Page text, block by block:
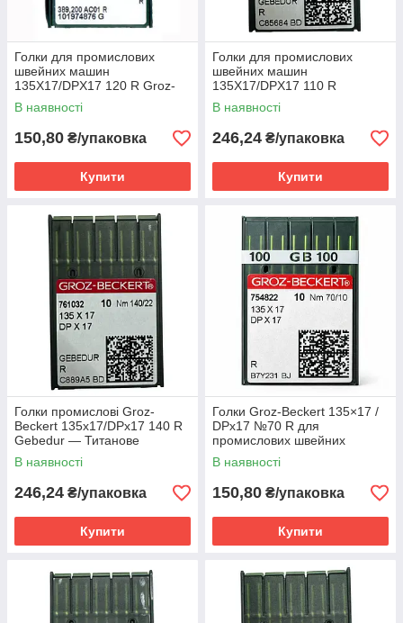
Голки для промислових
швейних машин
135X17/DPX17 120 R Groz-
Beckert
В наявності
150,80 ₴/упаковка
Купити
Голки для промислових
швейних машин
135X17/DPX17 110 R
Gebedur Groz-Beckert
В наявності
246,24 ₴/упаковка
Купити
Голки промислові Groz-
Beckert 135x17/DPx17 140 R
Gebedur — Титанове
покриття, для важких
матеріалів
В наявності
246,24 ₴/упаковка
Купити
Голки Groz-Beckert 135×17 /
DPx17 №70 R для
промислових швейних
машин
В наявності
150,80 ₴/упаковка
Купити